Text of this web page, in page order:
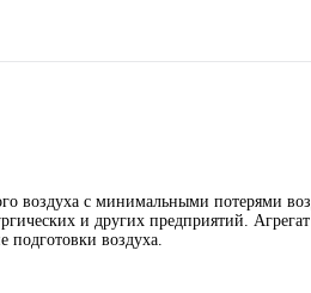
воздуха с минимальными потерями
и других предприятий. Агрегат
воздуха.